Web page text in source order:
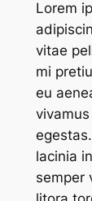
Lorem
vitae
mi
eu
lacinia
semper